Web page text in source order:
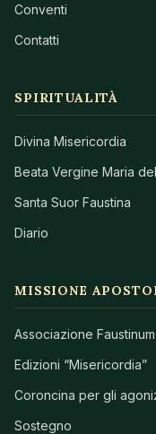
Conventi
Contatti
SPIRITUALITÀ
Divina Misericordia
Beata Vergine Maria
Santa Suor Faustina
Diario
MISSIONE
Associazione Faustinum
Edizioni “Misericordia”
Coroncina per gli
Sostegno